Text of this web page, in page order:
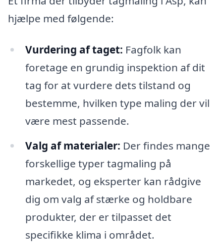
hjælpe med følgende:
Vurdering af taget: Fagfolk kan
foretage en grundig inspektion af dit
tag for at vurdere dets tilstand og
bestemme, hvilken type maling der vil
være mest passende.
Valg af materialer: Der findes mange
forskellige typer tagmaling på
markedet, og eksperter kan rådgive
dig om valg af stærke og holdbare
produkter, der er tilpasset det
specifikke klima i området.